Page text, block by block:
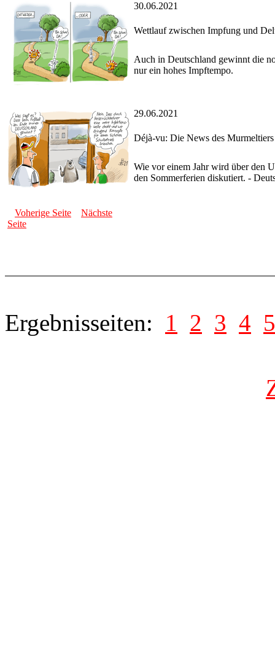
30.06.2021
Wettlauf zwischen Impfung und
Auch in Deutschland gewinnt die
nur ein hohes Impftempo.
29.06.2021
Déjà-vu: Die News des Murmeltiers
Wie vor einem Jahr wird über den
den Sommerferien diskutiert. -
Voherige Seite
Nächste
Seite
Ergebnisseiten: 1 2 3 4 5